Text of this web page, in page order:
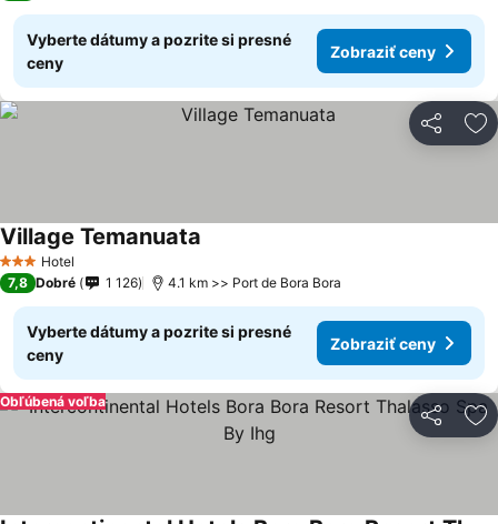
Vyberte dátumy a pozrite si presné
ceny
Zobraziť ceny
Zdieľať
3 Počet hviezdičiek
Hotel
Village Temanuata
7,8 Dobré 1 126 4.1 km >> Port de Bora Bora
Vyberte dátumy a pozrite si presné
ceny
Zobraziť ceny
Zdieľať
Obľúbená voľba